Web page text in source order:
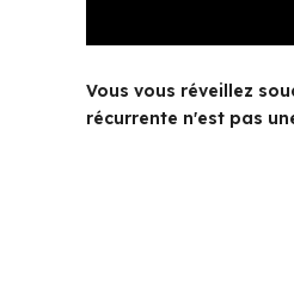
Vous vous réveillez
récurrente n'est pas